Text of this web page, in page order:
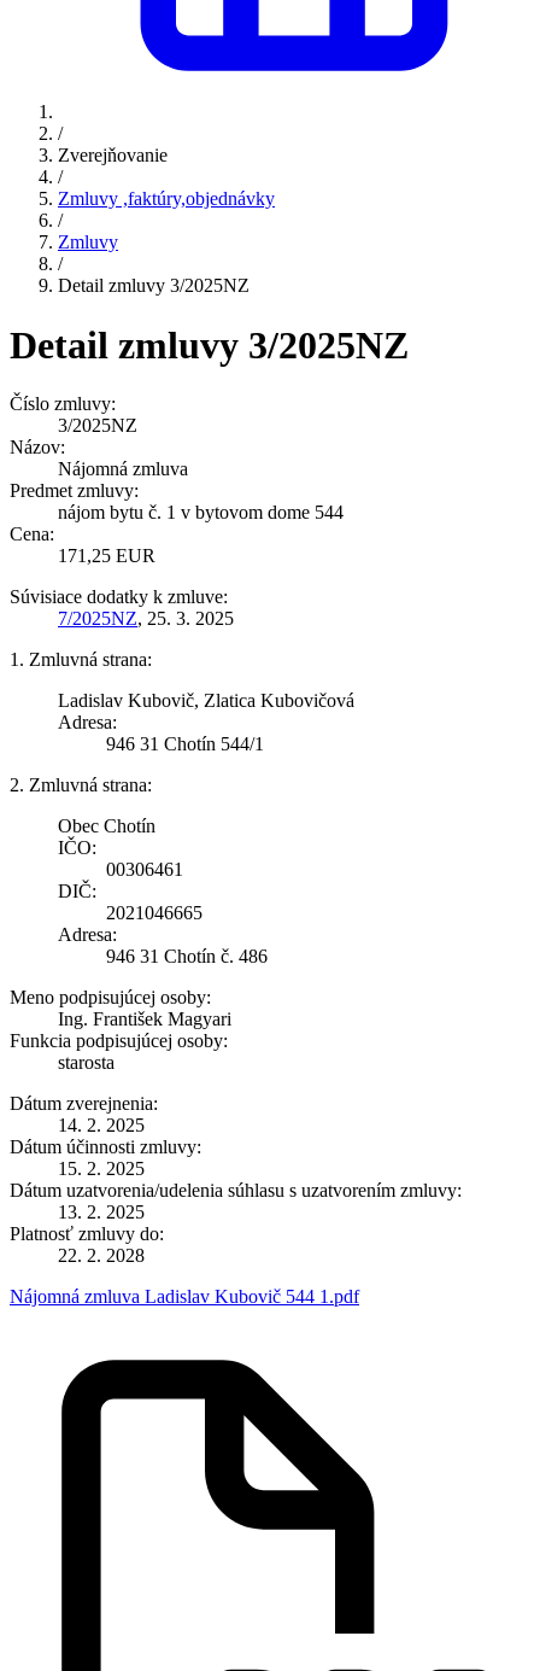
/
Zverejňovanie
/
Zmluvy ,faktúry,objednávky
/
Zmluvy
/
Detail zmluvy 3/2025NZ
Detail zmluvy 3/2025NZ
Číslo zmluvy:
3/2025NZ
Názov:
Nájomná zmluva
Predmet zmluvy:
nájom bytu č. 1 v bytovom dome 544
Cena:
171,25 EUR
Súvisiace dodatky k zmluve:
7/2025NZ, 25. 3. 2025
1. Zmluvná strana:
Ladislav Kubovič, Zlatica Kubovičová
Adresa:
946 31 Chotín 544/1
2. Zmluvná strana:
Obec Chotín
IČO:
00306461
DIČ:
2021046665
Adresa:
946 31 Chotín č. 486
Meno podpisujúcej osoby:
Ing. František Magyari
Funkcia podpisujúcej osoby:
starosta
Dátum zverejnenia:
14. 2. 2025
Dátum účinnosti zmluvy:
15. 2. 2025
Dátum uzatvorenia/udelenia súhlasu s uzatvorením zmluvy:
13. 2. 2025
Platnosť zmluvy do:
22. 2. 2028
Nájomná zmluva Ladislav Kubovič 544 1.pdf